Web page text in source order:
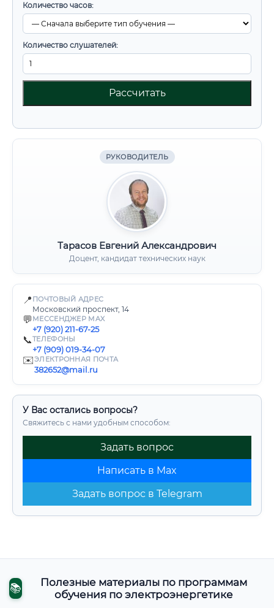
Количество часов:
Количество слушателей:
Рассчитать
РУКОВОДИТЕЛЬ
Тарасов Евгений Александрович
Доцент, кандидат технических наук
📍 ПОЧТОВЫЙ АДРЕС
Московский проспект, 14
💬 МЕССЕНДЖЕР MAX
+7 (920) 211-67-25
📞ТЕЛЕФОНЫ
+7 (909) 019-34-07
✉️ЭЛЕКТРОННАЯ ПОЧТА
382652@mail.ru
У Вас остались вопросы?
Свяжитесь с нами удобным способом:
Задать вопрос
Написать в Max
Задать вопрос в Telegram
📚
Полезные материалы по программам
обучения по электроэнергетике